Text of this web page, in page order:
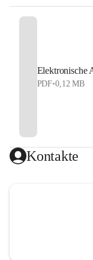
Elektronische
PDF•0,12 MB
Kontakte